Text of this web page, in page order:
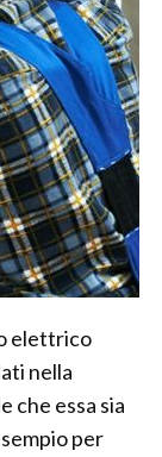
elettrico
nella
che essa sia
per